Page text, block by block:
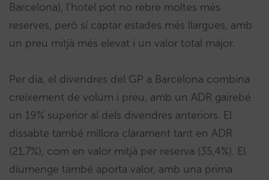
Barcelona), l’hotel pot no rebre moltes més
reserves, però sí captar estades més llargues, amb
un preu mitjà més elevat i un valor total major.
Per dia, el divendres del GP a Barcelona combina
creixement de volum i preu, amb un ADR gairebé
un 19% superior al dels divendres anteriors. El
dissabte també millora clarament tant en ADR
(21,7%), com en valor mitjà per reserva (35,4%). El
diumenge també aporta valor, amb una prima